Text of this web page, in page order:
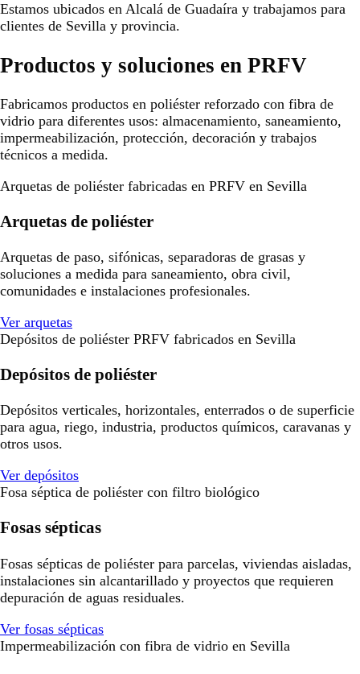
Estamos ubicados en Alcalá de Guadaíra y trabajamos para
clientes de Sevilla y provincia.
Productos y soluciones en PRFV
Fabricamos productos en poliéster reforzado con fibra de
vidrio para diferentes usos: almacenamiento, saneamiento,
impermeabilización, protección, decoración y trabajos
técnicos a medida.
Arquetas de poliéster fabricadas en PRFV en Sevilla
Arquetas de poliéster
Arquetas de paso, sifónicas, separadoras de grasas y
soluciones a medida para saneamiento, obra civil,
comunidades e instalaciones profesionales.
Ver arquetas
Depósitos de poliéster PRFV fabricados en Sevilla
Depósitos de poliéster
Depósitos verticales, horizontales, enterrados o de superficie
para agua, riego, industria, productos químicos, caravanas y
otros usos.
Ver depósitos
Fosa séptica de poliéster con filtro biológico
Fosas sépticas
Fosas sépticas de poliéster para parcelas, viviendas aisladas,
instalaciones sin alcantarillado y proyectos que requieren
depuración de aguas residuales.
Ver fosas sépticas
Impermeabilización con fibra de vidrio en Sevilla